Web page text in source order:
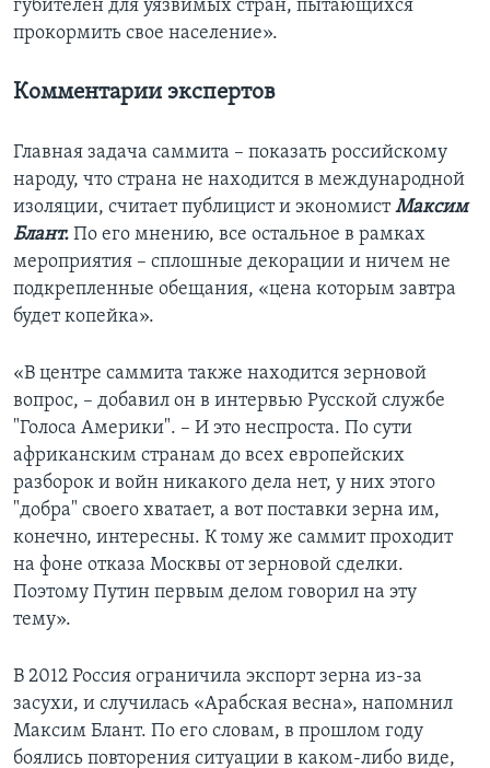
губителен для уязвимых стран, пытающихся
прокормить свое население».
Комментарии экспертов
Главная задача саммита – показать российскому
народу, что страна не находится в международной
изоляции, считает публицист и экономистМаксим
Блант. По его мнению, все остальное в рамках
мероприятия – сплошные декорации и ничем не
подкрепленные обещания, «цена которым завтра
будет копейка».
«В центре саммита также находится зерновой
вопрос, – добавил он в интервью Русской службе
"Голоса Америки". – И это неспроста. По сути
африканским странам до всех европейских
разборок и войн никакого дела нет, у них этого
"добра" своего хватает, а вот поставки зерна им,
конечно, интересны. К тому же саммит проходит
на фоне отказа Москвы от зерновой сделки.
Поэтому Путин первым делом говорил на эту
тему».
В 2012 Россия ограничила экспорт зерна из-за
засухи, и случилась «Арабская весна», напомнил
Максим Блант. По его словам, в прошлом году
боялись повторения ситуации в каком-либо виде,